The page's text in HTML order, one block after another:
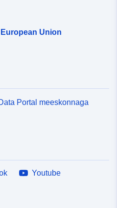
Union
Portal meeskonnaga
Youtube